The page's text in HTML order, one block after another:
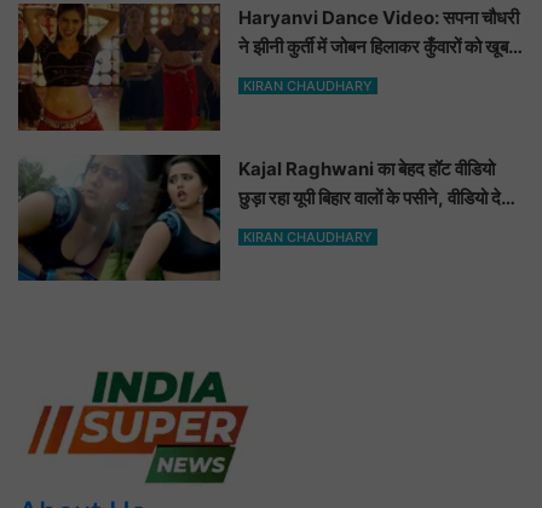
Haryanvi Dance Video: सपना चौधरी
ने झीनी कुर्ती में जोबन हिलाकर कुँवारों को खूब
ललचाया, यूट्यूब पर छाया Hot Dance
KIRAN CHAUDHARY
Kajal Raghwani का बेहद हॉट वीडियो
छुड़ा रहा यूपी बिहार वालों के पसीने, वीडियो देख
आप भी हो जाओगे बेकाबू
KIRAN CHAUDHARY